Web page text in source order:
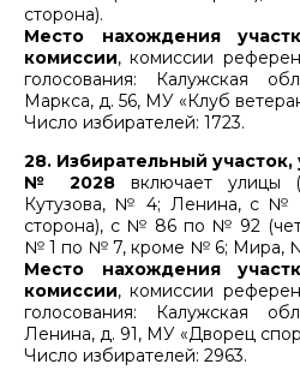
сторона).
Место нахождения
комиссии, комиссии
голосования: Калужская
Маркса, д. 56, МУ «Клуб
Число избирателей: 1723.
28. Избирательный
№ 2028 включает улицы
Кутузова, № 4; Ленина, с №
сторона), с № 86 по № 92
№ 1 по № 7, кроме № 6; Мира,
Место нахождения
комиссии, комиссии
голосования: Калужская
Ленина, д. 91, МУ «Дворец
Число избирателей: 2963.